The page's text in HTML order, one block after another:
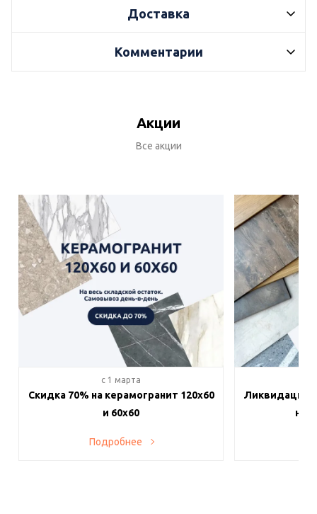
Доставка
Комментарии
Акции
Все акции
c 1 марта
Скидка 70% на керамогранит 120х60
и 60х60
Подробнее
Ликвидация
на